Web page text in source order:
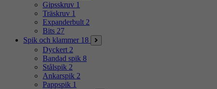
Gipsskruv 1
Träskruv 1
Expanderbult 2
Bits 27
Spik och klammer 18
Dyckert 2
Bandad spik 8
Stålspik 2
Ankarspik 2
Pappspik 1